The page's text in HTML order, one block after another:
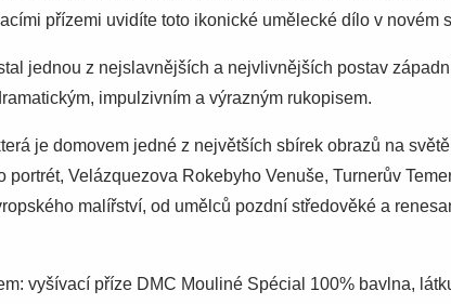
přízemi uvidíte toto ikonické umělecké dílo v novém
jednou z nejslavnějších a nejvlivnějších postav
impulzivním a výrazným rukopisem.
je domovem jedné z největších sbírek obrazů na
Velázquezova Rokebyho Venuše, Turnerův
malířství, od umělců pozdní středověké a
vyšívací příze DMC Mouliné Spécial 100% bavlna,